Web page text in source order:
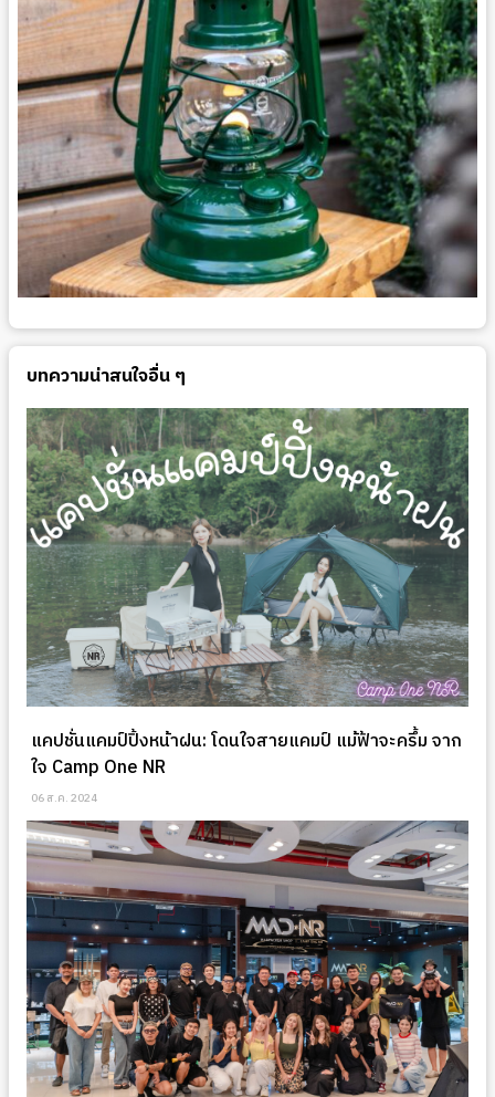
บทความน่าสนใจอื่น ๆ
แคปชั่นแคมป์ปิ้งหน้าฝน: โดนใจสายแคมป์ แม้ฟ้าจะครึ้ม จาก
ใจ Camp One NR
06 ส.ค. 2024